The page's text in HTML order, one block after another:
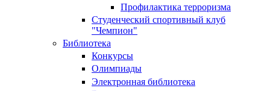
Профилактика терроризма
Студенческий спортивный клуб
"Чемпион"
Библиотека
Конкурсы
Олимпиады
Электронная библиотека